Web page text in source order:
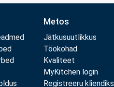
Metos
Jätkusuutlikkus
Töökohad
Kvaliteet
MyKitchen login
Registreeru kliendiks